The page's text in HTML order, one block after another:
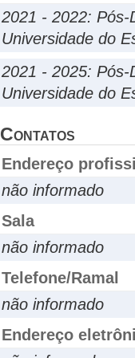
2021 - 2022: Pós-
Universidade do
2021 - 2025: Pós-
Universidade do
Contatos
Endereço
não informado
Sala
não informado
Telefone/Ramal
não informado
Endereço